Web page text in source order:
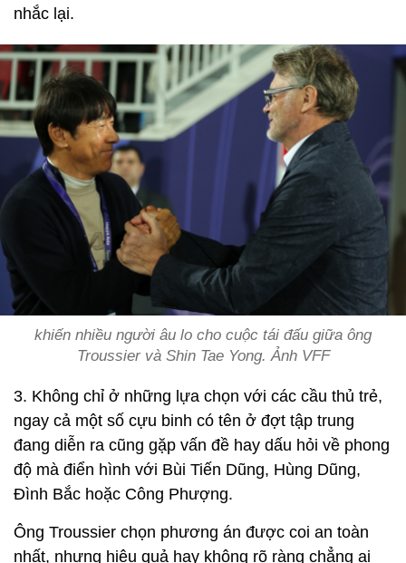
nhắc lại.
khiến nhiều người âu lo cho cuộc tái đấu giữa ông
Troussier và Shin Tae Yong. Ảnh VFF
3. Không chỉ ở những lựa chọn với các cầu thủ trẻ,
ngay cả một số cựu binh có tên ở đợt tập trung
đang diễn ra cũng gặp vấn đề hay dấu hỏi về phong
độ mà điển hình với Bùi Tiến Dũng, Hùng Dũng,
Đình Bắc hoặc Công Phượng.
Ông Troussier chọn phương án được coi an toàn
nhất, nhưng hiệu quả hay không rõ ràng chẳng ai